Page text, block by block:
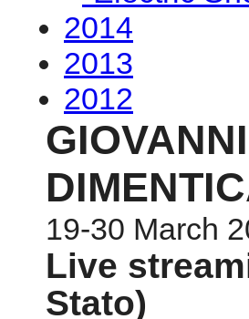
19-30 March
Live
Stato)
Via
Giovedì 26